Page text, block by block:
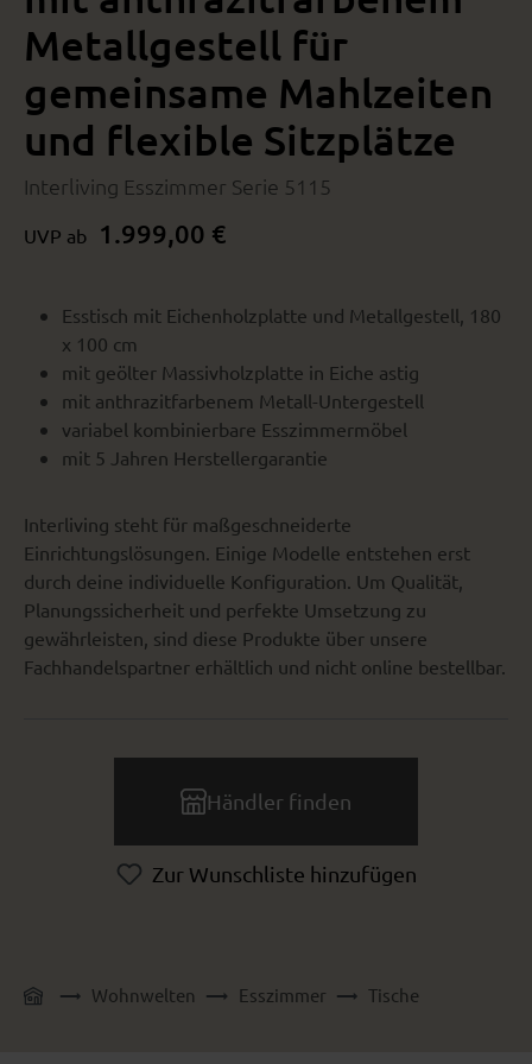
Metallgestell für
gemeinsame Mahlzeiten
und flexible Sitzplätze
Interliving Esszimmer Serie 5115
UVP ab 1.999,00 €
Esstisch mit Eichenholzplatte und Metallgestell, 180
x 100 cm
mit geölter Massivholzplatte in Eiche astig
mit anthrazitfarbenem Metall-Untergestell
variabel kombinierbare Esszimmermöbel
mit 5 Jahren Herstellergarantie
Interliving steht für maßgeschneiderte
Einrichtungslösungen. Einige Modelle entstehen erst
durch deine individuelle Konfiguration. Um Qualität,
Planungssicherheit und perfekte Umsetzung zu
gewährleisten, sind diese Produkte über unsere
Fachhandelspartner erhältlich und nicht online bestellbar.
Händler finden
Zur Wunschliste hinzufügen
Wohnwelten Esszimmer Tische